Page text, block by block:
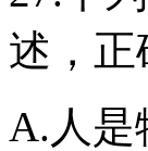
述，正
A.人是